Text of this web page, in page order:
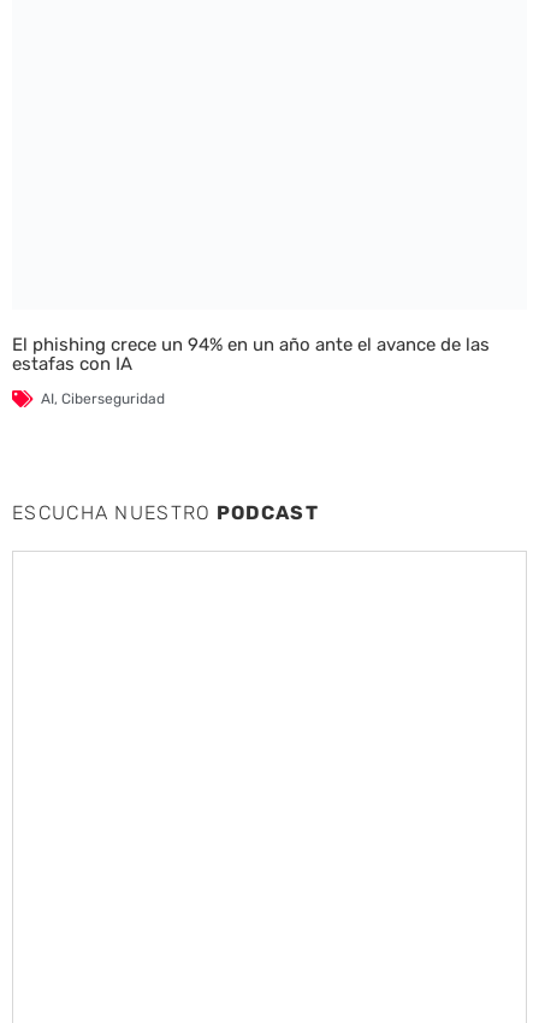
El phishing crece un 94% en un año ante el avance de las
estafas con IA
AI, Ciberseguridad
ESCUCHA NUESTRO PODCAST